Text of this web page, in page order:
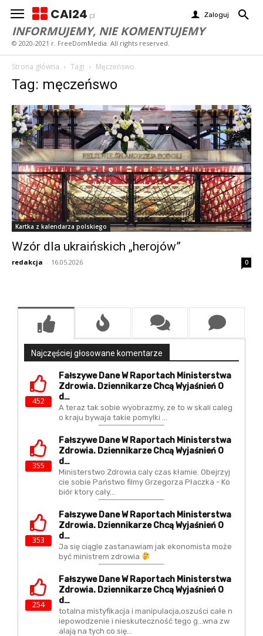
CAI24 pl Zaloguj
INFORMUJEMY, NIE KOMENTUJEMY
© 2020-2021 r. FreeDomMedia. All rights reserved.
Strona główna Tagi Męczeńswo
Tag: męczeńswo
Kartka z kalendarza polskiego
Wzór dla ukraińskich „herojów”
redakcja - 16.05.2026 0
Najczęściej głosowane komentarze
452
Fałszywe Dane W Raportach Ministerstwa
Zdrowia. Dziennikarze Chcą Wyjaśnień O
D…
A teraz tak sobie wyobrazmy, ze to w skali caleg
o kraju bywaja takie pomylki ...
355
Fałszywe Dane W Raportach Ministerstwa
Zdrowia. Dziennikarze Chcą Wyjaśnień O
D…
Ministerstwo Zdrowia caly czas kłamie. Obejrzyj
cie sobie Państwo filmy Grzegorza Płaczka - Ko
biór ktory cały…
353
Fałszywe Dane W Raportach Ministerstwa
Zdrowia. Dziennikarze Chcą Wyjaśnień O
D…
Ja się ciągle zastanawiam jak ekonomista może
być ministrem zdrowia
254
Fałszywe Dane W Raportach Ministerstwa
Zdrowia. Dziennikarze Chcą Wyjaśnień O
D…
totalna mistyfikacja i manipulacja,oszuści całe n
iepowodzenie i nieskuteczność tego g...wna zw
alają na tych co się…